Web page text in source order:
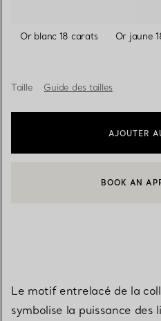
Or blanc 18 carats Or jaune
Taille Guide des tailles
AJOUTER
CONTACTER UNBOOK AN
Le motif entrelacé de la
symbolise la puissance des